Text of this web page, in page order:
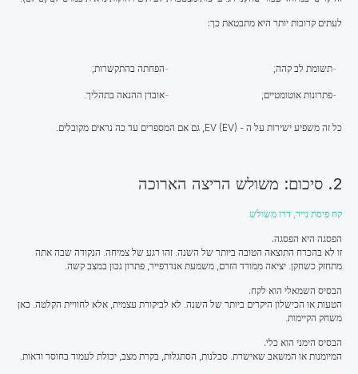
לעתים קרובות יותר היא מתבטאת כך:
תשומת לב קהה;
פתרונות אוטומטיים;
הפחתה בהתקשרות;
אובדן ההנאה בתהליך.
כל זה משפיע ישירות על ה - EV (EV), גם אם המספרים עד כה נראים מקובלים.
2. סיכום: משולש הריצה הארוכה
קח פיסת נייר, דרו משולש.
הפסגה היא הפסגה.
זו לא בהכרח התוצאה הטובה ביותר של השנה. זהו רגע של צמיחה. הנקודה שבה אתה
מתחזק כשחקן. יציאה ממורד הזרם, משמעת אנדרפייר, פתרון נכון במצב קשה.
הבסיס השמאלי הוא לקח.
הטעות או הכישלון היקרים ביותר של השנה. לא לביקורת עצמית, אלא לחוויית הקלטה. כאן
משחק הקיימות.
הבסיס הימני הוא כלי.
המיומנות או המשאב שאישרת. סבלנות, הסתגלות, בקרת מצב, יכולת לעמוד בחוסר ודאות.